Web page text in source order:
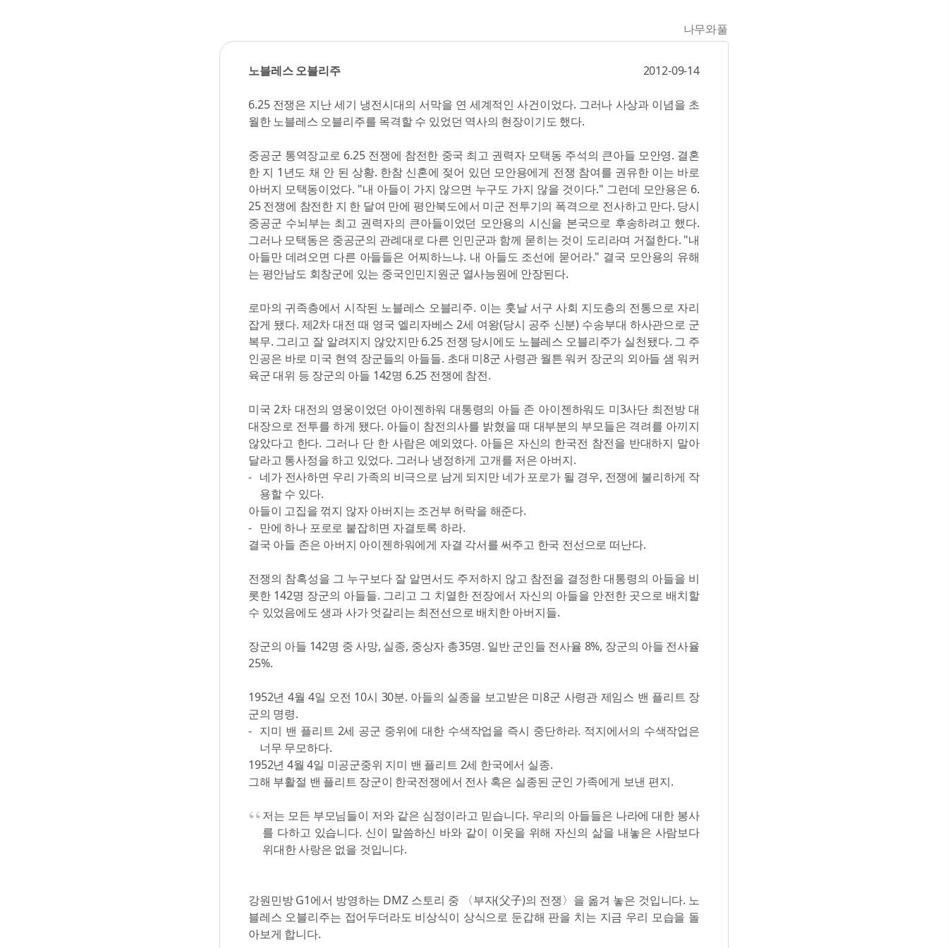
나무와풀
노블레스 오블리주 2012-09-14
6.25 전쟁은 지난 세기 냉전시대의 서막을 연 세계적인 사건이었다. 그러나 사상과 이념을 초
월한 노블레스 오블리주를 목격할 수 있었던 역사의 현장이기도 했다.
중공군 통역장교로 6.25 전쟁에 참전한 중국 최고 권력자 모택동 주석의 큰아들 모안영. 결혼
한 지 1년도 채 안 된 상황. 한참 신혼에 젖어 있던 모안용에게 전쟁 참여를 권유한 이는 바로
아버지 모택동이었다. "내 아들이 가지 않으면 누구도 가지 않을 것이다." 그런데 모안용은 6.
25 전쟁에 참전한 지 한 달여 만에 평안북도에서 미군 전투기의 폭격으로 전사하고 만다. 당시
중공군 수뇌부는 최고 권력자의 큰아들이었던 모안용의 시신을 본국으로 후송하려고 했다.
그러나 모택동은 중공군의 관례대로 다른 인민군과 함께 묻히는 것이 도리라며 거절한다. "내
아들만 데려오면 다른 아들들은 어찌하느냐. 내 아들도 조선에 묻어라." 결국 모안용의 유해
는 평안남도 회창군에 있는 중국인민지원군 열사능원에 안장된다.
로마의 귀족층에서 시작된 노블레스 오블리주. 이는 훗날 서구 사회 지도층의 전통으로 자리
잡게 됐다. 제2차 대전 때 영국 엘리자베스 2세 여왕(당시 공주 신분) 수송부대 하사관으로 군
복무. 그리고 잘 알려지지 않았지만 6.25 전쟁 당시에도 노블레스 오블리주가 실천됐다. 그 주
인공은 바로 미국 현역 장군들의 아들들. 초대 미8군 사령관 월튼 워커 장군의 외아들 샘 워커
육군 대위 등 장군의 아들 142명 6.25 전쟁에 참전.
미국 2차 대전의 영웅이었던 아이젠하워 대통령의 아들 존 아이젠하워도 미3사단 최전방 대
대장으로 전투를 하게 됐다. 아들이 참전의사를 밝혔을 때 대부분의 부모들은 격려를 아끼지
않았다고 한다. 그러나 단 한 사람은 예외였다. 아들은 자신의 한국전 참전을 반대하지 말아
달라고 통사정을 하고 있었다. 그러나 냉정하게 고개를 저은 아버지.
네가 전사하면 우리 가족의 비극으로 남게 되지만 네가 포로가 될 경우, 전쟁에 불리하게 작
용할 수 있다.
아들이 고집을 꺾지 않자 아버지는 조건부 허락을 해준다.
만에 하나 포로로 붙잡히면 자결토록 하라.
결국 아들 존은 아버지 아이젠하워에게 자결 각서를 써주고 한국 전선으로 떠난다.
전쟁의 참혹성을 그 누구보다 잘 알면서도 주저하지 않고 참전을 결정한 대통령의 아들을 비
롯한 142명 장군의 아들들. 그리고 그 치열한 전장에서 자신의 아들을 안전한 곳으로 배치할
수 있었음에도 생과 사가 엇갈리는 최전선으로 배치한 아버지들.
장군의 아들 142명 중 사망, 실종, 중상자 총35명. 일반 군인들 전사율 8%, 장군의 아들 전사율
25%.
1952년 4월 4일 오전 10시 30분. 아들의 실종을 보고받은 미8군 사령관 제임스 밴 플리트 장
군의 명령.
지미 밴 플리트 2세 공군 중위에 대한 수색작업을 즉시 중단하라. 적지에서의 수색작업은
너무 무모하다.
1952년 4월 4일 미공군중위 지미 밴 플리트 2세 한국에서 실종.
그해 부활절 밴 플리트 장군이 한국전쟁에서 전사 혹은 실종된 군인 가족에게 보낸 편지.
저는 모든 부모님들이 저와 같은 심정이라고 믿습니다. 우리의 아들들은 나라에 대한 봉사
를 다하고 있습니다. 신이 말씀하신 바와 같이 이웃을 위해 자신의 삶을 내놓은 사람보다
위대한 사랑은 없을 것입니다.
강원민방 G1에서 방영하는 DMZ 스토리 중 〈부자(父子)의 전쟁〉을 옮겨 놓은 것입니다. 노
블레스 오블리주는 접어두더라도 비상식이 상식으로 둔갑해 판을 치는 지금 우리 모습을 돌
아보게 합니다.